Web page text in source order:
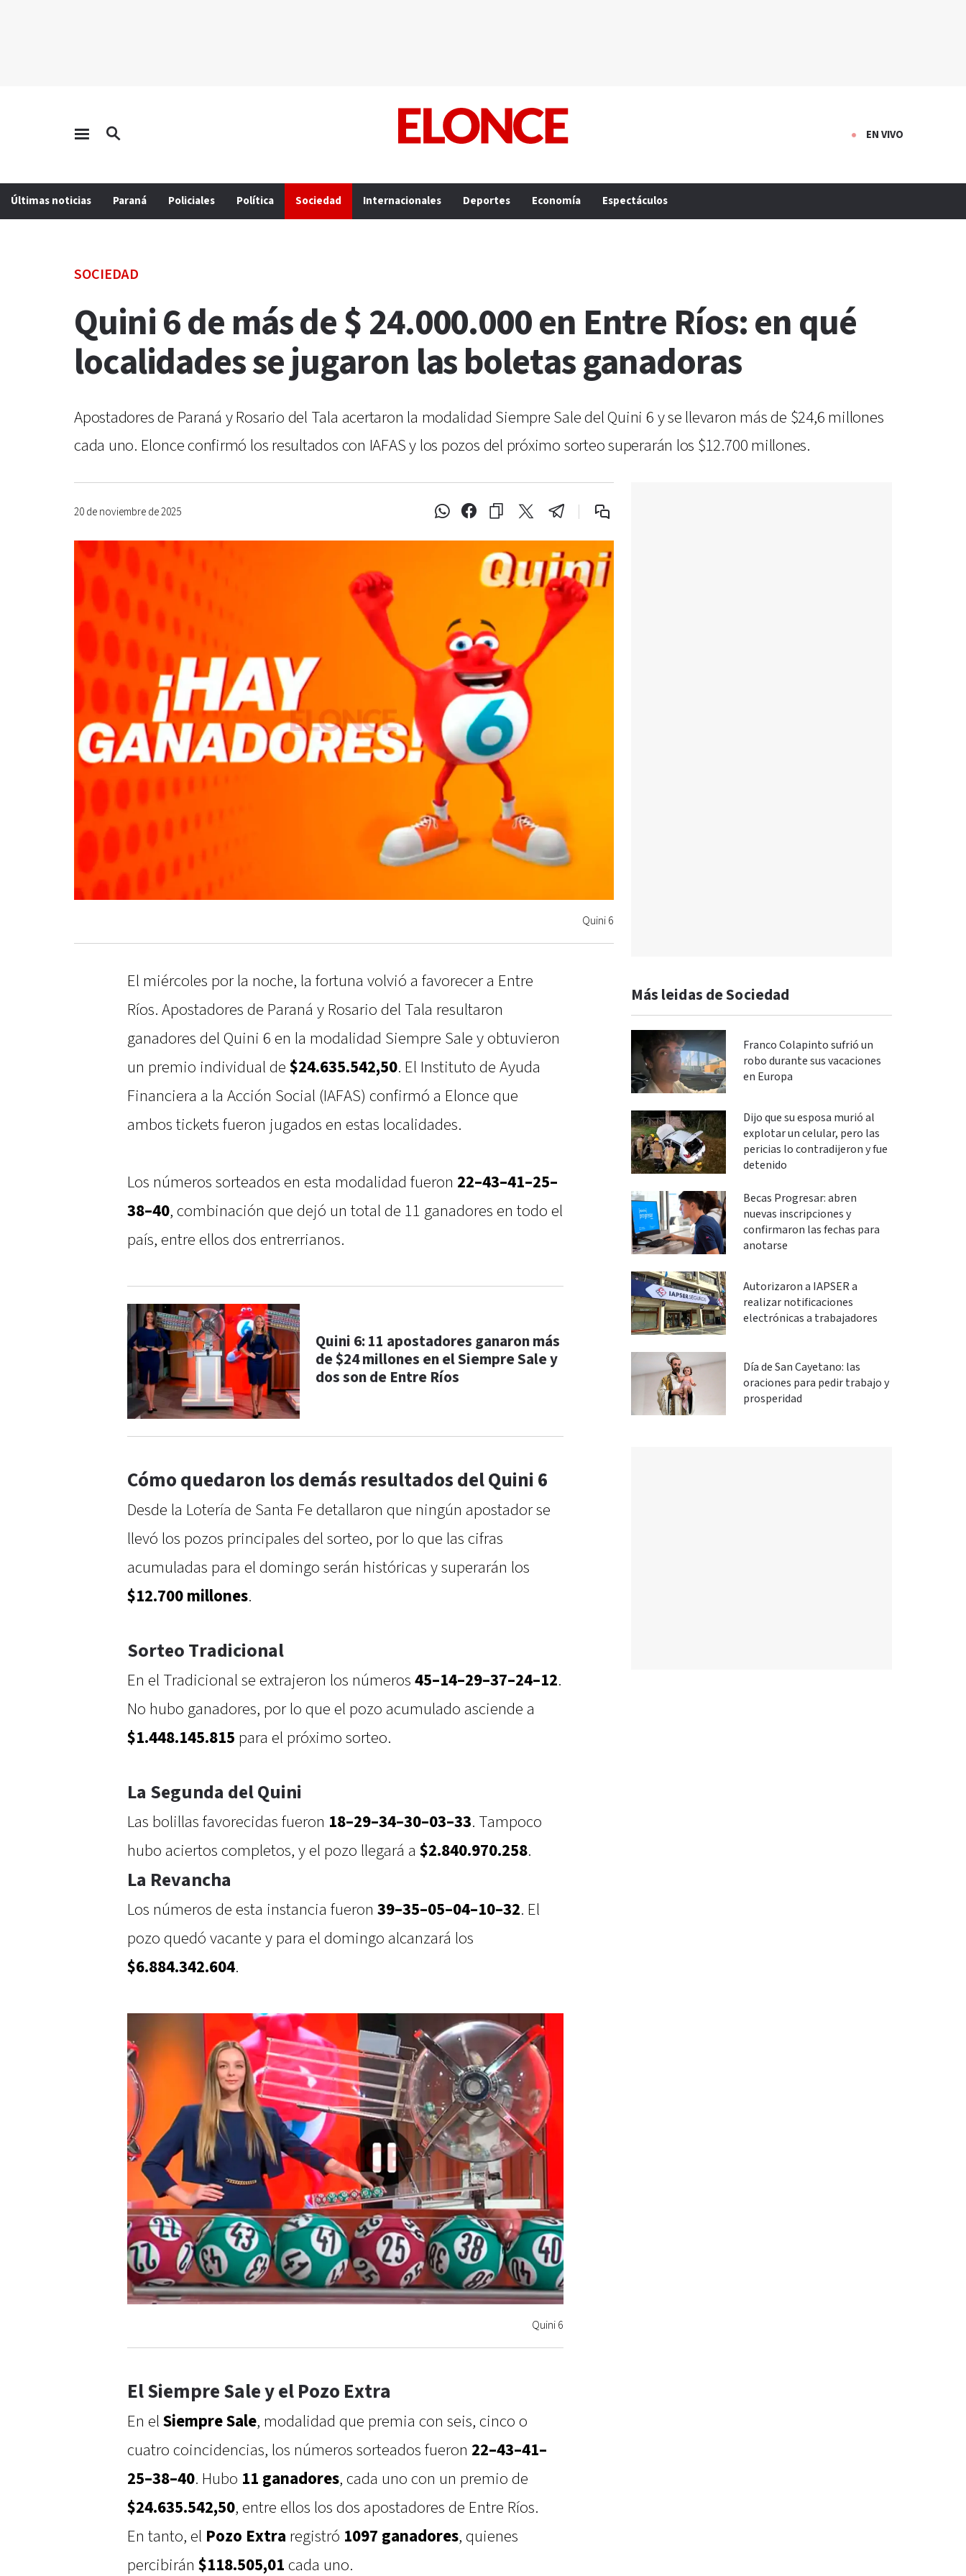
EN VIVO
Últimas noticias Paraná Policiales Política Sociedad Internacionales Deportes Economía Espectáculos
SOCIEDAD
Quini 6 de más de $ 24.000.000 en Entre Ríos: en qué
localidades se jugaron las boletas ganadoras
Apostadores de Paraná y Rosario del Tala acertaron la modalidad Siempre Sale del Quini 6 y se llevaron más de $24,6 millones
cada uno. Elonce confirmó los resultados con IAFAS y los pozos del próximo sorteo superarán los $12.700 millones.
20 de noviembre de 2025
Quini 6
El miércoles por la noche, la fortuna volvió a favorecer a Entre
Ríos. Apostadores de Paraná y Rosario del Tala resultaron
ganadores del Quini 6 en la modalidad Siempre Sale y obtuvieron
un premio individual de $24.635.542,50. El Instituto de Ayuda
Financiera a la Acción Social (IAFAS) confirmó a Elonce que
ambos tickets fueron jugados en estas localidades.
Los números sorteados en esta modalidad fueron 22–43–41–25–
38–40, combinación que dejó un total de 11 ganadores en todo el
país, entre ellos dos entrerrianos.
Quini 6: 11 apostadores ganaron más
de $24 millones en el Siempre Sale y
dos son de Entre Ríos
Cómo quedaron los demás resultados del Quini 6
Desde la Lotería de Santa Fe detallaron que ningún apostador se
llevó los pozos principales del sorteo, por lo que las cifras
acumuladas para el domingo serán históricas y superarán los
$12.700 millones.
Sorteo Tradicional
En el Tradicional se extrajeron los números 45–14–29–37–24–12.
No hubo ganadores, por lo que el pozo acumulado asciende a
$1.448.145.815 para el próximo sorteo.
La Segunda del Quini
Las bolillas favorecidas fueron 18–29–34–30–03–33. Tampoco
hubo aciertos completos, y el pozo llegará a $2.840.970.258.
La Revancha
Los números de esta instancia fueron 39–35–05–04–10–32. El
pozo quedó vacante y para el domingo alcanzará los
$6.884.342.604.
Quini 6
El Siempre Sale y el Pozo Extra
En el Siempre Sale, modalidad que premia con seis, cinco o
cuatro coincidencias, los números sorteados fueron 22–43–41–
25–38–40. Hubo 11 ganadores, cada uno con un premio de
$24.635.542,50, entre ellos los dos apostadores de Entre Ríos.
En tanto, el Pozo Extra registró 1097 ganadores, quienes
percibirán $118.505,01 cada uno.
Más leidas de Sociedad
Franco Colapinto sufrió un
robo durante sus vacaciones
en Europa
Dijo que su esposa murió al
explotar un celular, pero las
pericias lo contradijeron y fue
detenido
Becas Progresar: abren
nuevas inscripciones y
confirmaron las fechas para
anotarse
Autorizaron a IAPSER a
realizar notificaciones
electrónicas a trabajadores
Día de San Cayetano: las
oraciones para pedir trabajo y
prosperidad